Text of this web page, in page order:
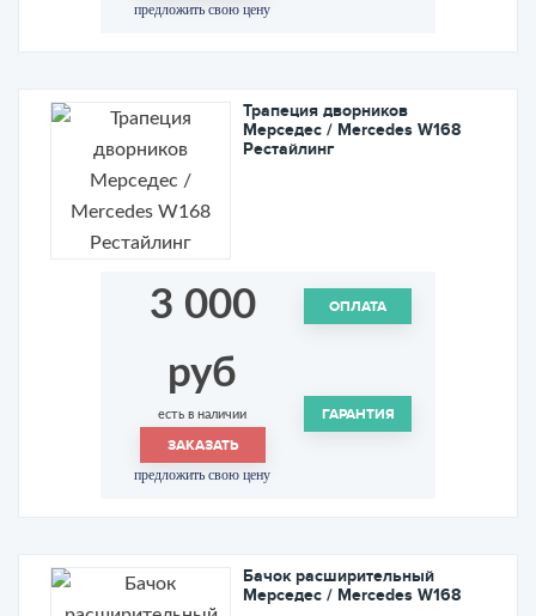
предложить свою цену
Трапеция дворников
Мерседес / Mercedes W168
Рестайлинг
3 000
руб
есть в наличии
ЗАКАЗАТЬ
предложить свою цену
ОПЛАТА
ГАРАНТИЯ
Бачок расширительный
Мерседес / Mercedes W168